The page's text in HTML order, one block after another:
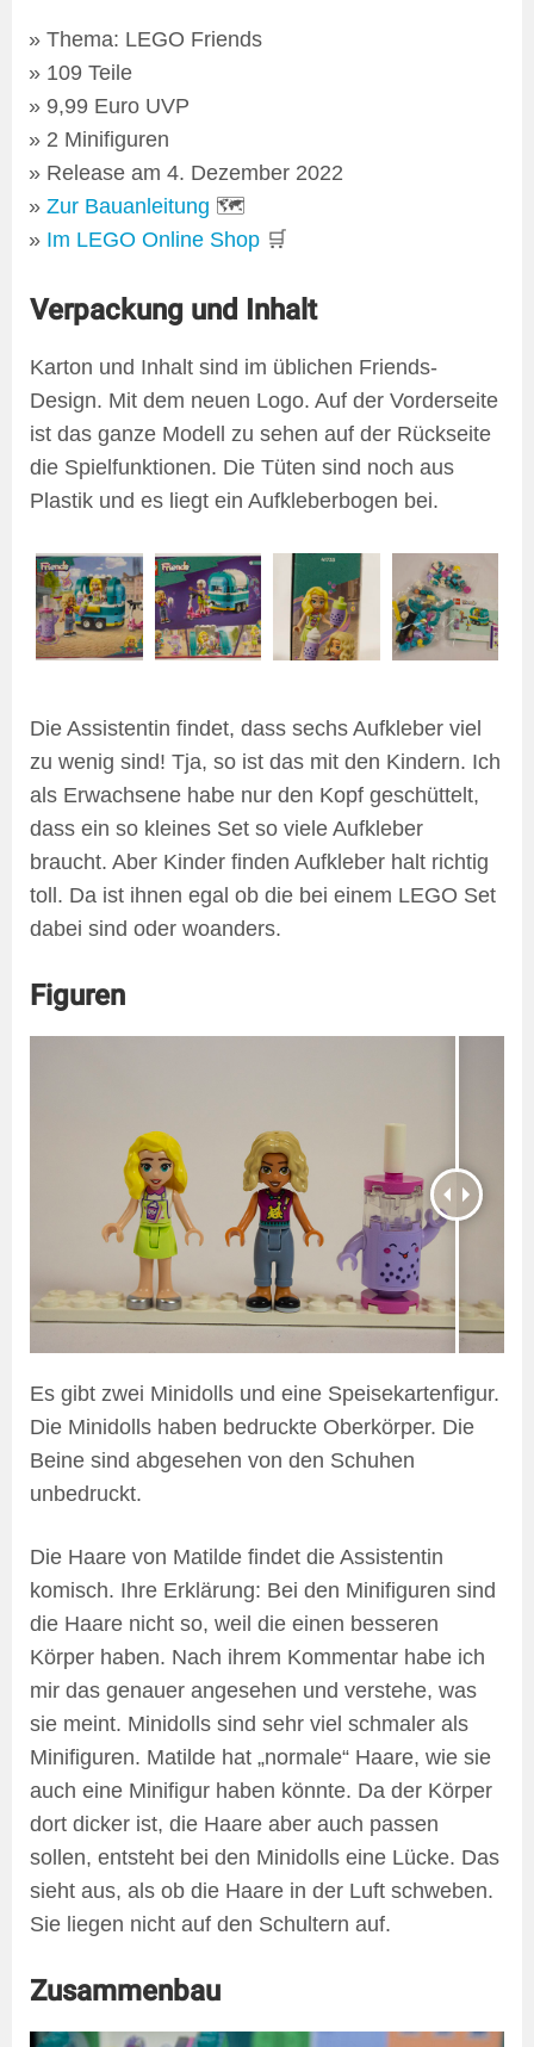
Thema: LEGO Friends
109 Teile
9,99 Euro UVP
2 Minifiguren
Release am 4. Dezember 2022
Zur Bauanleitung 🗺
Im LEGO Online Shop 🛒
Verpackung und Inhalt
Karton und Inhalt sind im üblichen Friends-
Design. Mit dem neuen Logo. Auf der Vorderseite
ist das ganze Modell zu sehen auf der Rückseite
die Spielfunktionen. Die Tüten sind noch aus
Plastik und es liegt ein Aufkleberbogen bei.
Die Assistentin findet, dass sechs Aufkleber viel
zu wenig sind! Tja, so ist das mit den Kindern. Ich
als Erwachsene habe nur den Kopf geschüttelt,
dass ein so kleines Set so viele Aufkleber
braucht. Aber Kinder finden Aufkleber halt richtig
toll. Da ist ihnen egal ob die bei einem LEGO Set
dabei sind oder woanders.
Figuren
Es gibt zwei Minidolls und eine Speisekartenfigur.
Die Minidolls haben bedruckte Oberkörper. Die
Beine sind abgesehen von den Schuhen
unbedruckt.
Die Haare von Matilde findet die Assistentin
komisch. Ihre Erklärung: Bei den Minifiguren sind
die Haare nicht so, weil die einen besseren
Körper haben. Nach ihrem Kommentar habe ich
mir das genauer angesehen und verstehe, was
sie meint. Minidolls sind sehr viel schmaler als
Minifiguren. Matilde hat „normale“ Haare, wie sie
auch eine Minifigur haben könnte. Da der Körper
dort dicker ist, die Haare aber auch passen
sollen, entsteht bei den Minidolls eine Lücke. Das
sieht aus, als ob die Haare in der Luft schweben.
Sie liegen nicht auf den Schultern auf.
Zusammenbau